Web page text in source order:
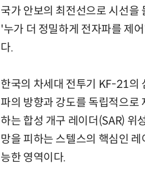
국가 안보의 최전선으로 시선을
'누가 더 정밀하게 전자파를 제
다.
한국의 차세대 전투기 KF-21의
파의 방향과 강도를 독립적으로
하는 합성 개구 레이더(SAR) 위
망을 피하는 스텔스의 핵심인
능한 영역이다.